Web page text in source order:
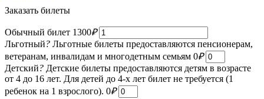
Заказать билеты
Обычный билет 1300₽
Льготный? Льготные билеты предоставляются пенсионерам,
ветеранам, инвалидам и многодетным семьям 0₽
Детский? Детские билеты предоставляются детям в возрасте
от 4 до 16 лет. Для детей до 4-х лет билет не требуется (1
ребенок на 1 взрослого). 0₽